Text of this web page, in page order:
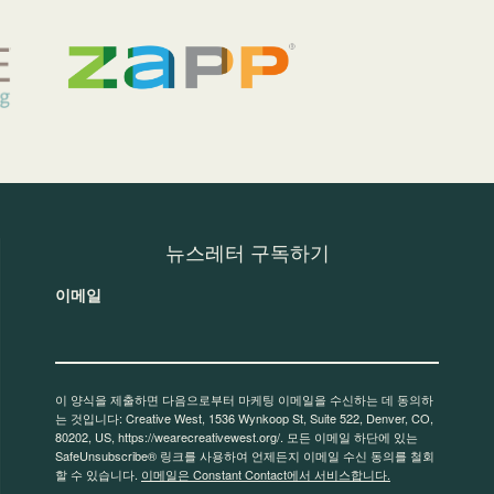
뉴스레터 구독하기
이메일
이 양식을 제출하면 다음으로부터 마케팅 이메일을 수신하는 데 동의하
는 것입니다: Creative West, 1536 Wynkoop St, Suite 522, Denver, CO,
80202, US, https://wearecreativewest.org/. 모든 이메일 하단에 있는
SafeUnsubscribe® 링크를 사용하여 언제든지 이메일 수신 동의를 철회
할 수 있습니다. 이메일은 Constant Contact에서 서비스합니다.